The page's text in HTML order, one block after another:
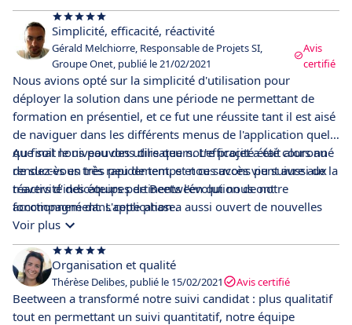
Simplicité, efficacité, réactivité
Gérald Melchiorre, Responsable de Projets SI,
Groupe Onet, publié le 21/02/2021
Avis
certifié
Nous avions opté sur la simplicité d'utilisation pour
déployer la solution dans une période ne permettant de
formation en présentiel, et ce fut une réussite tant il est aisé
de naviguer dans les différents menus de l'application quel
que soit le niveau des utilisateurs. L'efficacité était alors au
rendez-vous très rapidement, et nous avons pu suivre aux
travers d'indicateurs pertinents l'évolution de notre
fonctionnement. L'application a aussi ouvert de nouvelles
portes en terme de réactivité de traitement des candidats
grâce aux diverses fonctionnalités de contact et de partage
entre nos agences...
Au final nous pouvons dire que notre projet a été couronné
de succès en très peu de temps et ce succès vient aussi de la
réactivité des équipes de Beetween qui nous ont
accompagné dans cette phase.
Voir plus
Organisation et qualité
Thérèse Delibes, publié le 15/02/2021 Avis certifié
Beetween a transformé notre suivi candidat : plus qualitatif
tout en permettant un suivi quantitatif, notre équipe